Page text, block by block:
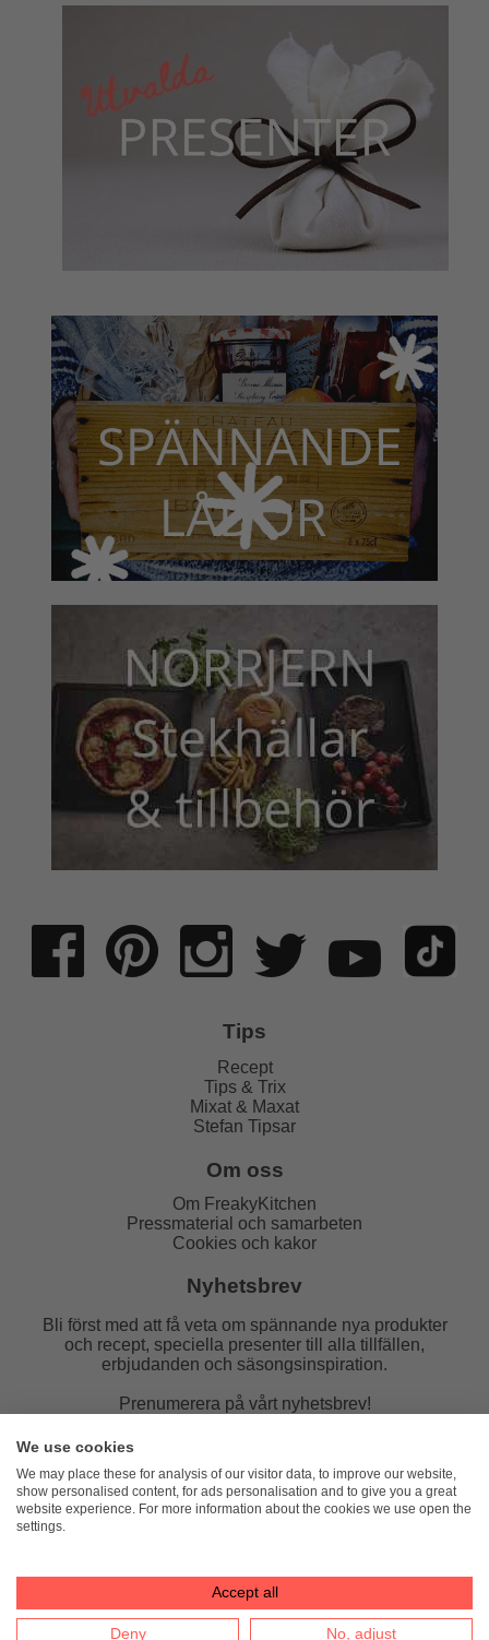
Tips
Recept
Tips & Trix
Mixat & Maxat
Stefan Tipsar
Om oss
Om FreakyKitchen
Pressmaterial och samarbeten
Cookies och kakor
Nyhetsbrev
Bli först med att få veta om spännande nya produkter
och recept, speciella presenter till alla tillfällen,
erbjudanden och säsongsinspiration.
Prenumerera på vårt nyhetsbrev!
E-post:
We use cookies
We may place these for analysis of our visitor data, to improve our website,
show personalised content, for ads personalisation and to give you a great
website experience. For more information about the cookies we use open the
settings.
Accept all
Deny No, adjust